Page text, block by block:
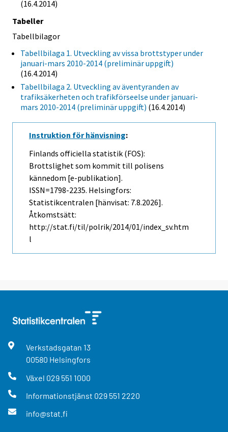
(16.4.2014)
Tabeller
Tabellbilagor
Tabellbilaga 1. Utveckling av vissa brottstyper under
januari-mars 2010-2014 (preliminär uppgift)
(16.4.2014)
Tabellbilaga 2. Utveckling av äventyranden av
trafiksäkerheten och trafikförseelse under januari-
mars 2010-2014 (preliminär uppgift) (16.4.2014)
Instruktion för hänvisning:
Finlands officiella statistik (FOS):
Brottslighet som kommit till polisens
kännedom [e-publikation].
ISSN=1798-2235. Helsingfors:
Statistikcentralen [hänvisat: 7.8.2026].
Åtkomstsätt:
http://stat.fi/til/polrik/2014/01/index_sv.htm
l
Verkstadsgatan 13
00580 Helsingfors
Växel 029 551 1000
Informationstjänst 029 551 2220
info@stat.fi